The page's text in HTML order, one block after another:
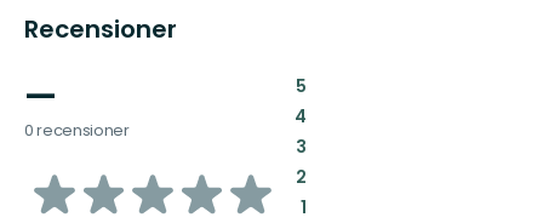
Recensioner
—
0 recensioner
av
5:
4:
3:
2:
1: